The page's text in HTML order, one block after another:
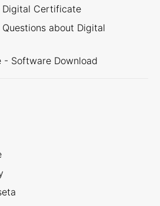
Digital Certificate
about Digital
Software Download